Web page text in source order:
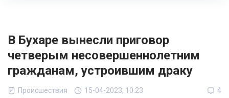
В Бухаре вынесли приговор
четверым несовершеннолетним
гражданам, устроившим драку
Происшествия 15-04-2023, 10:23 4